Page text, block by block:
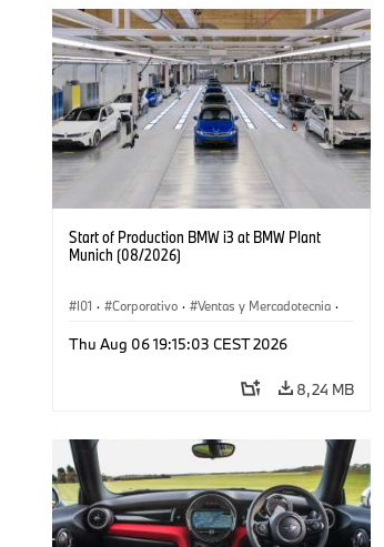
Start of Production BMW i3 at BMW Plant
Munich (08/2026)
I01 · Corporativo · Ventas y Mercadotecnia ·
Thu Aug 06 19:15:03 CEST 2026
8,24 MB